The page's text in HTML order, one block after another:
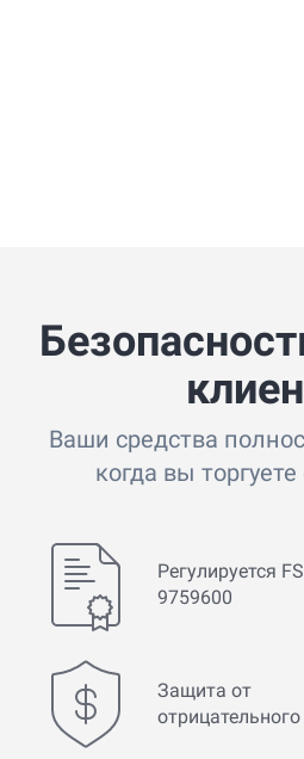
Ваши средства
когда вы
Регулируется
9759600
Защита от